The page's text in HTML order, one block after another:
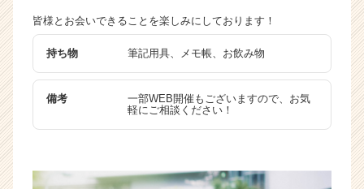
皆様とお会いできることを楽しみにしております！
持ち物 筆記用具、メモ帳、お飲み物
備考
一部WEB開催もございますので、お気
軽にご相談ください！